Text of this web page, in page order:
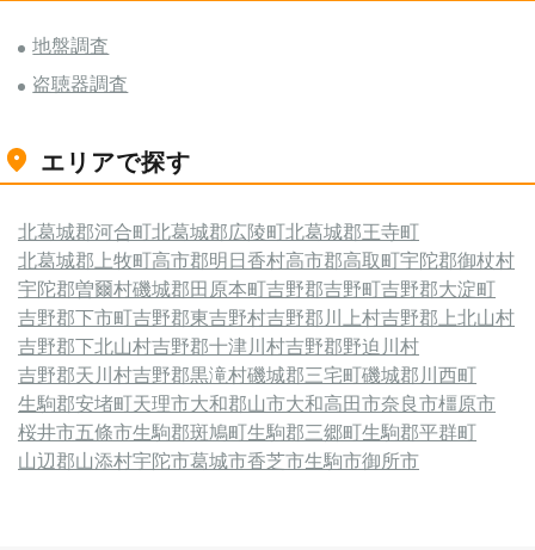
地盤調査
盗聴器調査
エリアで探す
北葛城郡河合町北葛城郡広陵町北葛城郡王寺町
北葛城郡上牧町高市郡明日香村高市郡高取町宇陀郡御杖村
宇陀郡曽爾村磯城郡田原本町吉野郡吉野町吉野郡大淀町
吉野郡下市町吉野郡東吉野村吉野郡川上村吉野郡上北山村
吉野郡下北山村吉野郡十津川村吉野郡野迫川村
吉野郡天川村吉野郡黒滝村磯城郡三宅町磯城郡川西町
生駒郡安堵町天理市大和郡山市大和高田市奈良市橿原市
桜井市五條市生駒郡斑鳩町生駒郡三郷町生駒郡平群町
山辺郡山添村宇陀市葛城市香芝市生駒市御所市